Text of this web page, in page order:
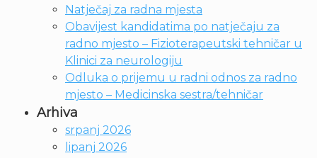
Natječaj za radna mjesta
Obavijest kandidatima po natječaju za
radno mjesto – Fizioterapeutski tehničar u
Klinici za neurologiju
Odluka o prijemu u radni odnos za radno
mjesto – Medicinska sestra/tehničar
Arhiva
srpanj 2026
lipanj 2026